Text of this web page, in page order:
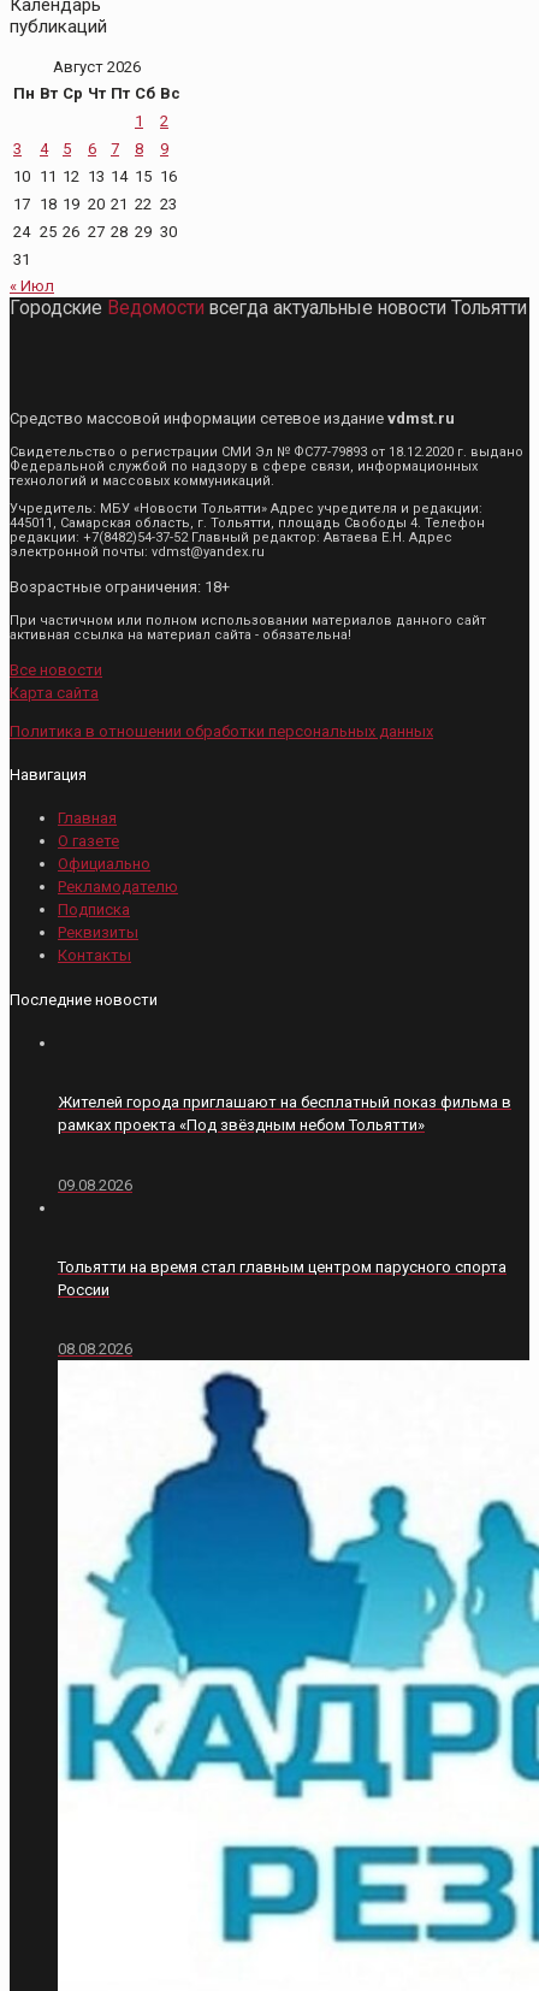
Календарь
публикаций
Август 2026
Пн Вт Ср Чт Пт Сб Вс
1
2
3
4 5 6 7 8
9
10 11 12 13 14 15 16
17 18 19 20 21 22 23
24 25 26 27 28 29 30
31
« Июл
Городские Ведомости всегда актуальные новости Тольятти
Средство массовой информации сетевое издание vdmst.ru
Свидетельство о регистрации СМИ Эл № ФС77-79893 от 18.12.2020 г. выдано
Федеральной службой по надзору в сфере связи, информационных
технологий и массовых коммуникаций.
Учредитель: МБУ «Новости Тольятти» Адрес учредителя и редакции:
445011, Самарская область, г. Тольятти, площадь Свободы 4. Телефон
редакции: +7(8482)54-37-52 Главный редактор: Автаева Е.Н. Адрес
электронной почты: vdmst@yandex.ru
Возрастные ограничения: 18+
При частичном или полном использовании материалов данного сайт
активная ссылка на материал сайта - обязательна!
Все новости
Карта сайта
Политика в отношении обработки персональных данных
Навигация
Главная
О газете
Официально
Рекламодателю
Подписка
Реквизиты
Контакты
Последние новости
Жителей города приглашают на бесплатный показ фильма в
рамках проекта «Под звёздным небом Тольятти»
09.08.2026
Тольятти на время стал главным центром парусного спорта
России
08.08.2026